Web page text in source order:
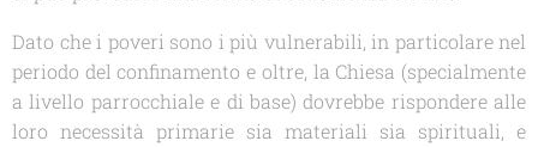
Dato che i poveri sono i più vulnerabili, in particolare nel
periodo del confinamento e oltre, la Chiesa (specialmente
a livello parrocchiale e di base) dovrebbe rispondere alle
loro necessità primarie sia materiali sia spirituali, e